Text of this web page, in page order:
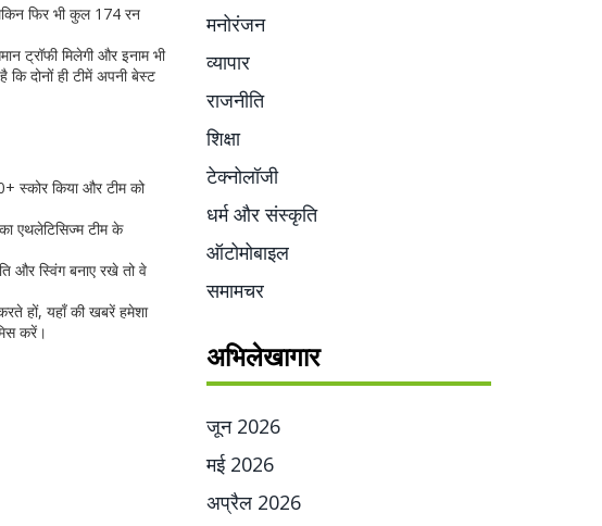
फिर भी कुल 174 रन
ट्रॉफी मिलेगी और इनाम भी
दोनों ही टीमें अपनी बेस्ट
स्कोर किया और टीम को
एथलेटिसिज्म टीम के
और स्विंग बनाए रखे तो वे
हों, यहाँ की खबरें हमेशा
करें।
मनोरंजन
व्यापार
राजनीति
शिक्षा
टेक्नोलॉजी
धर्म और संस्कृति
ऑटोमोबाइल
समामचर
अभिलेखागार
जून 2026
मई 2026
अप्रैल 2026